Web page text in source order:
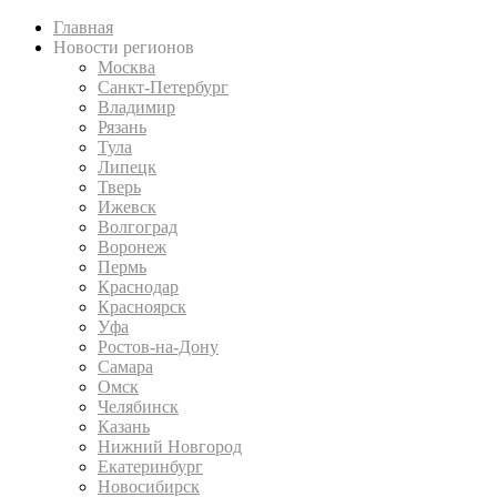
Главная
Новости регионов
Москва
Санкт-Петербург
Владимир
Рязань
Тула
Липецк
Тверь
Ижевск
Волгоград
Воронеж
Пермь
Краснодар
Красноярск
Уфа
Ростов-на-Дону
Самара
Омск
Челябинск
Казань
Нижний Новгород
Екатеринбург
Новосибирск